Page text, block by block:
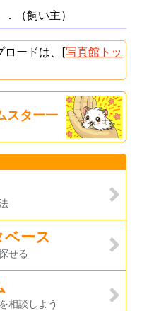
（飼い主）
ロードは、[写真館トッ
スター一
ベース
せる
相談しよう